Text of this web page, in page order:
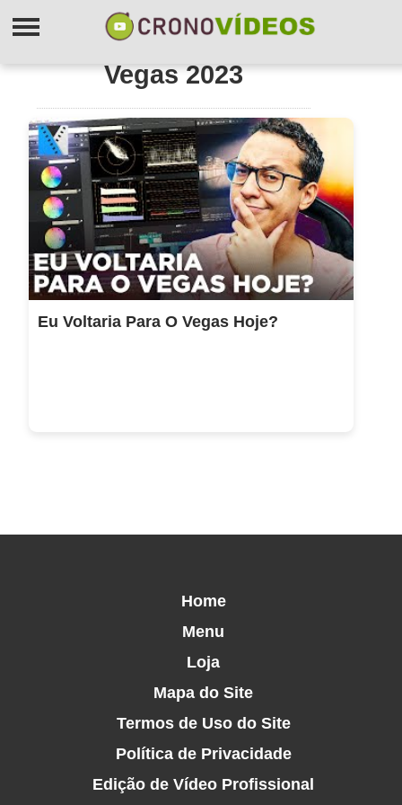
Vegas 2023
Eu Voltaria Para O Vegas Hoje?
Home
Menu
Loja
Mapa do Site
Termos de Uso do Site
Política de Privacidade
Edição de Vídeo Profissional